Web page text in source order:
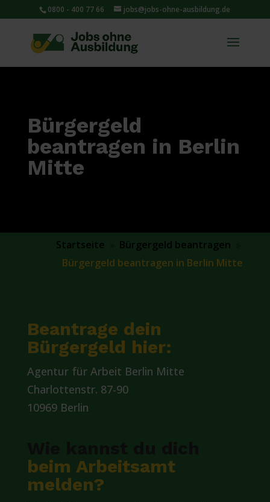
0800 - 400 77 66 jobs@jobs-ohne-ausbildung.de
Bürgergeld
beantragen in Berlin
Mitte
Startseite Bürgergeld beantragen
Bürgergeld beantragen in Berlin Mitte
Beantrage dein
Bürgergeld hier:
Agentur für Arbeit Berlin Mitte
Charlottenstr. 87-90
10969 Berlin
beim Arbeitsamt
melden?